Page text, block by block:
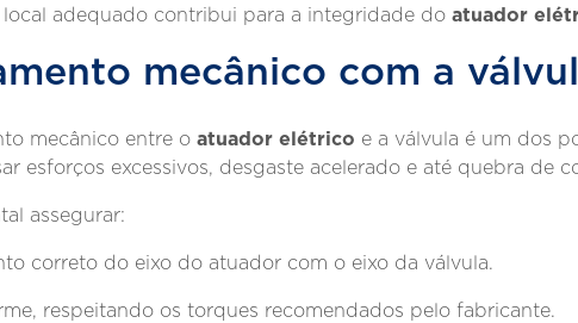
local adequado contribui para a integridade doatuador
mecânico com a
mecânico entre oatuador elétrico e a válvula é um dos
esforços excessivos, desgaste acelerado e até quebra de
assegurar:
correto do eixo do atuador com o eixo da válvula.
respeitando os torques recomendados pelo fabricante.